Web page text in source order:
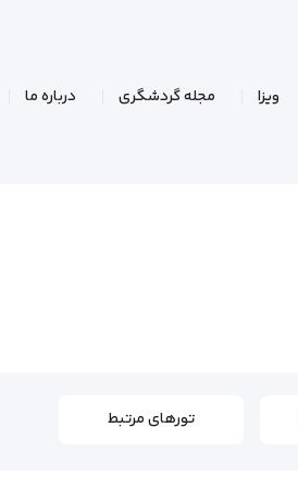
ویزا مجله گردشگری درباره ما
تورهای مرتبط